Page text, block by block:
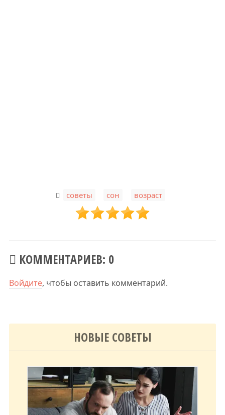
советы сон возраст
КОММЕНТАРИЕВ: 0
Войдите, чтобы оставить комментарий.
НОВЫЕ СОВЕТЫ